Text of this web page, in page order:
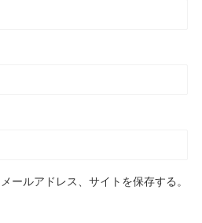
ールアドレス、サイトを保存する。